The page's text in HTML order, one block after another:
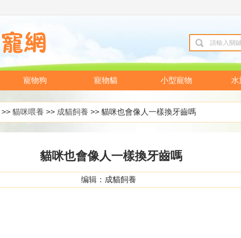
寵物狗 寵物貓 小型寵物 水
>> 貓咪喂養 >> 成貓飼養 >> 貓咪也會像人一樣換牙齒嗎
貓咪也會像人一樣換牙齒嗎
编辑：成貓飼養